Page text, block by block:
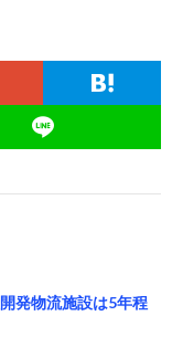
発物流施設は5年程